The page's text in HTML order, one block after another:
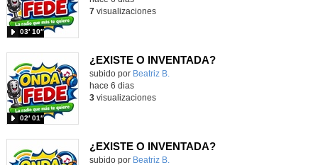
03′ 10″
7visualizaciones
¿EXISTE O INVENTADA?
Contenido educativo.
subido por Beatriz B.
02′ 01″
hace 6 dias
3visualizaciones
¿EXISTE O INVENTADA?
Contenido educativo.
subido por Beatriz B.